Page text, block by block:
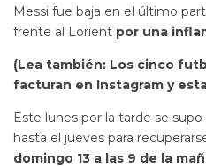
Messi fue baja en el último
frente al Lorient por una
(Lea también: Los cinco
facturan en Instagram y
Este lunes por la tarde se
hasta el jueves para
domingo 13 a las 9 de la